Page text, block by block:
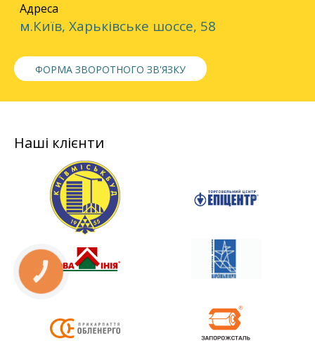
Адреса
м.Київ, Харьківське шоссе, 58
ФОРМА ЗВОРОТНОГО ЗВ'ЯЗКУ
Наші клієнти
КНОПКА
СВЯЗИ